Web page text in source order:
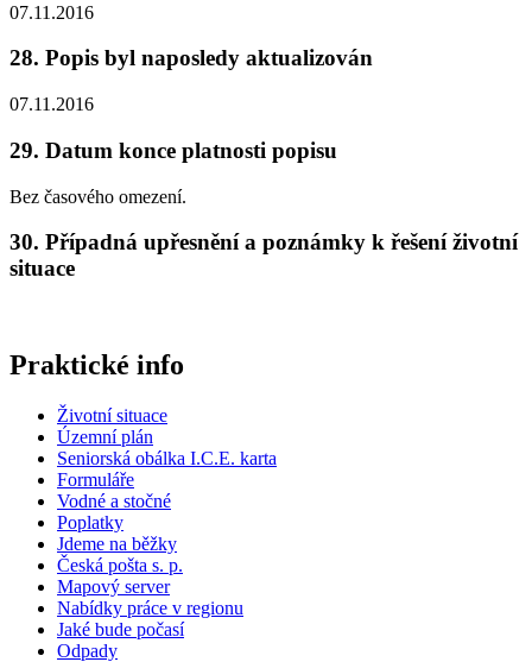
07.11.2016
28. Popis byl naposledy aktualizován
07.11.2016
29. Datum konce platnosti popisu
Bez časového omezení.
30. Případná upřesnění a poznámky k řešení životní
situace
Praktické info
Životní situace
Územní plán
Seniorská obálka I.C.E. karta
Formuláře
Vodné a stočné
Poplatky
Jdeme na běžky
Česká pošta s. p.
Mapový server
Nabídky práce v regionu
Jaké bude počasí
Odpady